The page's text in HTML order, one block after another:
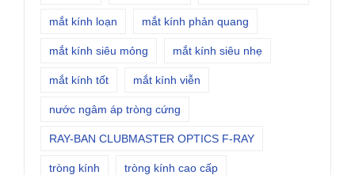
mắt kính loạn mắt kính phản quang
mắt kính siêu mỏng mắt kính siêu nhẹ
mắt kính tốt mắt kính viễn
nước ngâm áp tròng cứng
RAY-BAN CLUBMASTER OPTICS F-RAY
tròng kính tròng kính cao cấp